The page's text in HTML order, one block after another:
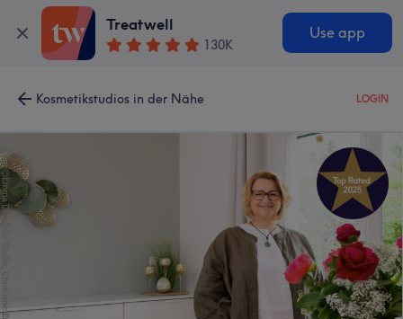
Treatwell
130K
Use app
Kosmetikstudios in der Nähe LOGIN